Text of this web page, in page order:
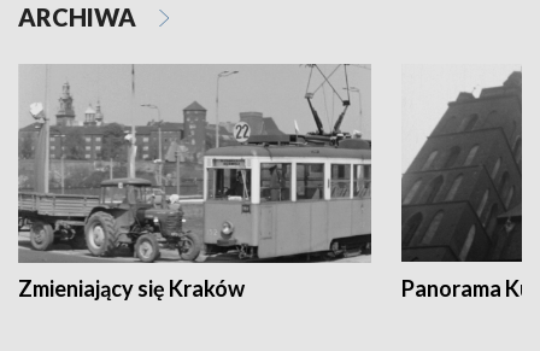
ARCHIWA
Zmieniający się Kraków Panorama